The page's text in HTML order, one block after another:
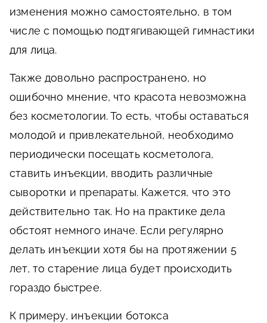
изменения можно самостоятельно, в том
числе с помощью подтягивающей гимнастики
для лица.
Также довольно распространено, но
ошибочно мнение, что красота невозможна
без косметологии. То есть, чтобы оставаться
молодой и привлекательной, необходимо
периодически посещать косметолога,
ставить инъекции, вводить различные
сыворотки и препараты. Кажется, что это
действительно так. Но на практике дела
обстоят немного иначе. Если регулярно
делать инъекции хотя бы на протяжении 5
лет, то старение лица будет происходить
гораздо быстрее.
К примеру, инъекции ботокса